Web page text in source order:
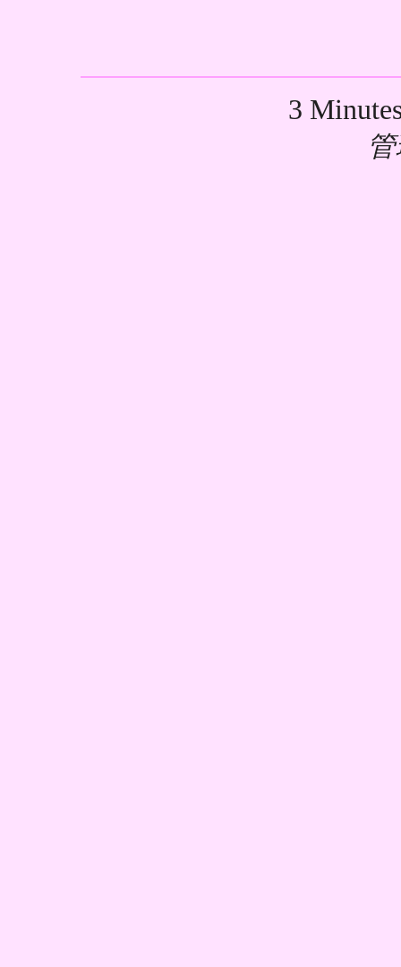
3